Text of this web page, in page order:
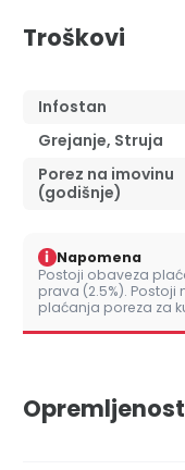
Troškovi
Infostan
Grejanje, Struja
Porez na imovinu
(godišnje)
i Napomena
Postoji obaveza
prava (2.5%).
plaćanja poreza za